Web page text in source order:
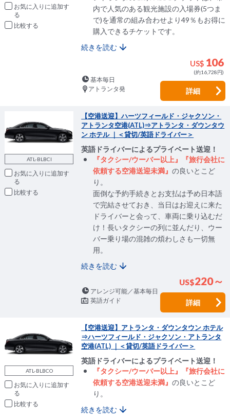
お気に入りに追加
比較
内で人気のある観光施設の入場券(5つま
で)を通常の組み合わせより49％もお得に
購入できるチケットです。
続きを読む
US$ 106
(約16,728円)
基本毎日
アトランタ発
詳細
ATL-BLBCI
お気に入りに追加
比較
【空港送迎】ハーツフィールド・ジャクソン・
アトランタ空港(ATL)⇒アトランタ・ダウンタウ
ン ホテル ｜＜貸切/英語ドライバー＞
英語ドライバーによるプライベート送迎！
『タクシー/ウーバー以上』『旅行会社に
依頼する空港送迎未満』の良いとこど
り。
面倒な予約手続きとお支払は予め日本語
で完結させておき、当日はお迎えに来た
ドライバーと会って、車両に乗り込むだ
け！長いタクシーの列に並んだり、ウー
バー乗り場の混雑の煩わしさも一切無
用。
続きを読む
US$220～
アレンジ可能／基本毎日
英語ガイド
詳細
ATL-BLBCO
お気に入りに追加
比較
【空港送迎】アトランタ・ダウンタウン ホテル
⇒ハーツフィールド・ジャクソン・アトランタ
空港(ATL) ｜＜貸切/英語ドライバー＞
英語ドライバーによるプライベート送迎！
『タクシー/ウーバー以上』『旅行会社に
依頼する空港送迎未満』の良いとこど
り。
続きを読む